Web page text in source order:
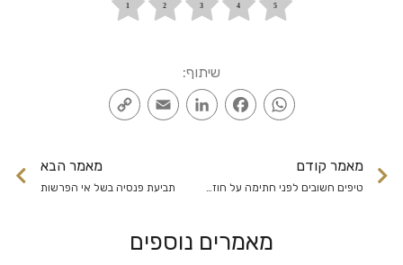
שיתוף:
WhatsApp
Facebook
LinkedIn
Email
מאמר קודם מאמר הבא
תביעת פנסיה בשל אי הפרשות
מאמרים נוספים